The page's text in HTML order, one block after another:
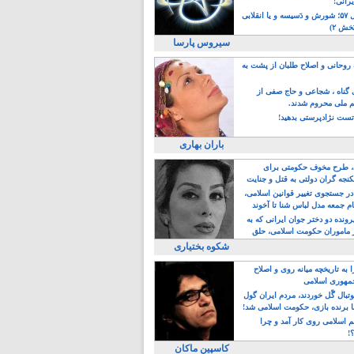
رویداد سال ۵۷؛ شورش و دَسیسه و یا انقلابی
۲)
سیروس پارسا
و اصلاح طلبان از پشت به
گناه ، شجاعی و حاج صفی از
ملی محروم شدند.
نژادپرستی بدهید!
باران بهاری
مخوف حکومتی برای
گران دولتی به قتل و جنایت
جستجوی تغییر قوانین اسلامی،
جمعه مدل لباس شنا تا آخوند
دو دختر جوان ایرانی که به
ماموران حکومت اسلامی، حلق
شکوه بختیاری
به تاریخچه میانه روی و اصلاح
اسلامی
گًل خوردند، مردم ایران گول
برنده بازی، حکومت اسلامی شد!
اسلامی روی کار آمد و چرا
کاسپین ماکان